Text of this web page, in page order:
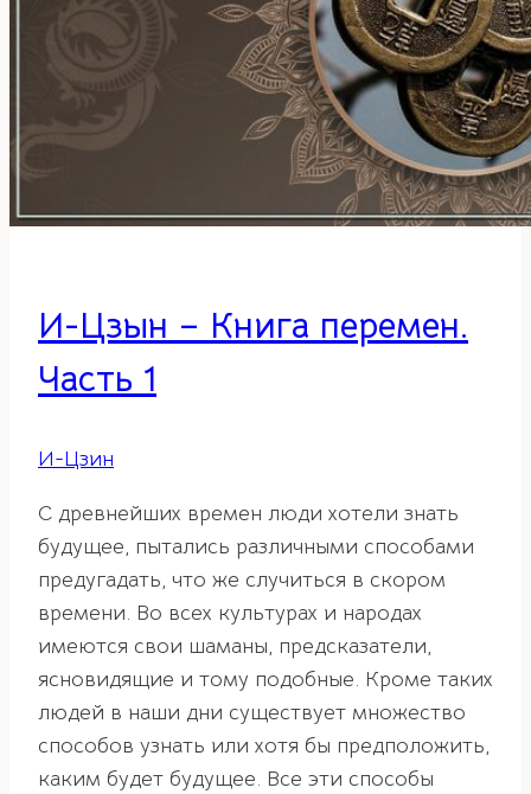
И-Цзын – Книга перемен.
Часть 1
И-Цзин
С древнейших времен люди хотели знать
будущее, пытались различными способами
предугадать, что же случиться в скором
времени. Во всех культурах и народах
имеются свои шаманы, предсказатели,
ясновидящие и тому подобные. Кроме таких
людей в наши дни существует множество
способов узнать или хотя бы предположить,
каким будет будущее. Все эти способы